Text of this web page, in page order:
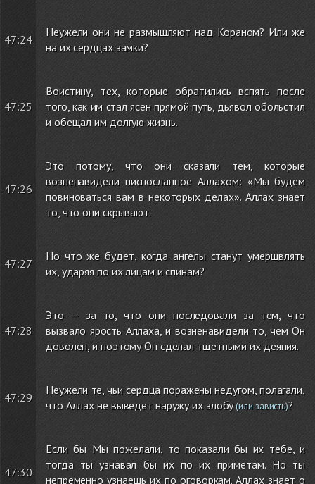
47:24
Неужели они не размышляют над Кораном? Или же
на их сердцах замки?
47:25
Воистину, тех, которые обратились вспять после
того, как им стал ясен прямой путь, дьявол обольстил
и обещал им долгую жизнь.
47:26
Это потому, что они сказали тем, которые
возненавидели ниспосланное Аллахом: «Мы будем
повиноваться вам в некоторых делах». Аллах знает
то, что они скрывают.
47:27
Но что же будет, когда ангелы станут умерщвлять
их, ударяя по их лицам и спинам?
47:28
Это — за то, что они последовали за тем, что
вызвало ярость Аллаха, и возненавидели то, чем Он
доволен, и поэтому Он сделал тщетными их деяния.
47:29
Неужели те, чьи сердца поражены недугом, полагали,
что Аллах не выведет наружу их злобу(или зависть)?
47:30
Если бы Мы пожелали, то показали бы их тебе, и
тогда ты узнавал бы их по их приметам. Но ты
непременно узнаешь их по оговоркам. Аллах знает о